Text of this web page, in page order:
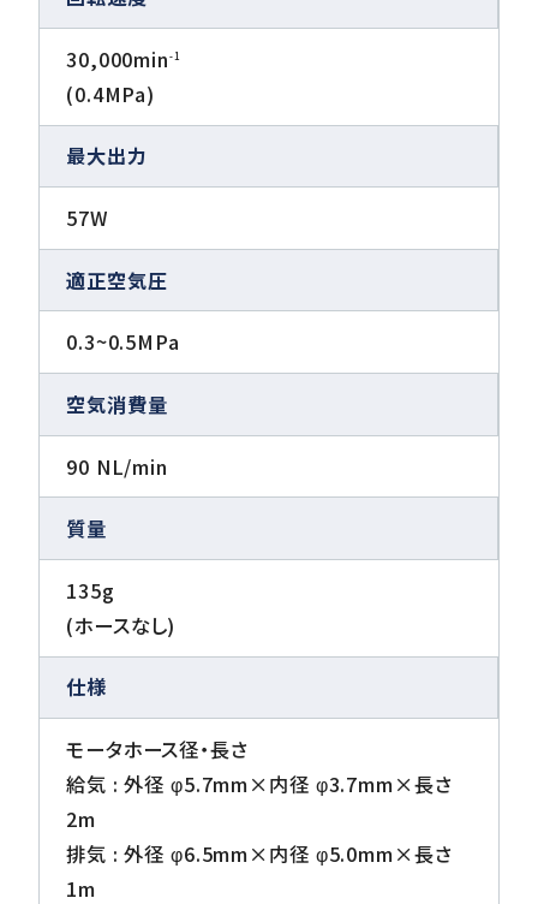
30,000min-1
(0.4MPa)
最大出力
57W
適正空気圧
0.3~0.5MPa
空気消費量
90 NL/min
質量
135g
(ホースなし)
仕様
モータホース径・長さ
給気 : 外径 φ5.7mm×内径 φ3.7mm×長さ
2m
排気 : 外径 φ6.5mm×内径 φ5.0mm×長さ
1m